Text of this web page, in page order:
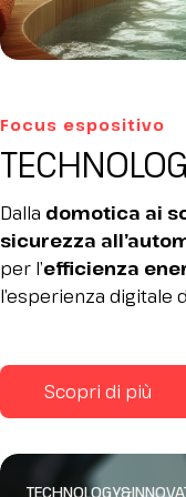
Focus espositivo
Dalla domotica ai
sicurezza
per l’efficienza
l’esperienza digitale
Scopri di più